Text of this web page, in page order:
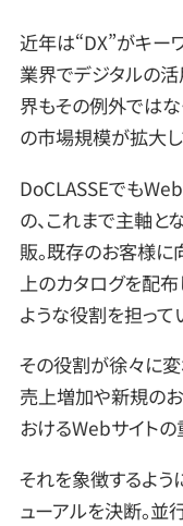
近年は“DX”がキー
業界でデジタルの活
界もその例外ではな
の市場規模が拡大し
DoCLASSEでも
の、これまで主軸と
販。既存のお客様
上のカタログを配
ような役割を担って
その役割が徐々に
売上増加や新規の
おけるWebサイトの
それを象徴するよう
ューアルを決断。並